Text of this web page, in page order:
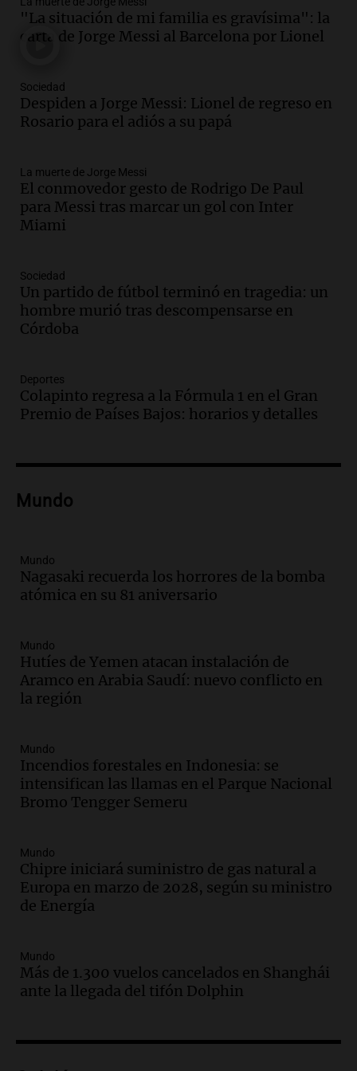
Audio.Tragedia en Mendoza: un muerto
y cinco heridos tras caer dos autos desde
un puente
Audio.Messi llegará esta noche a
Rosario para acompañar a su familia
Episodios
Audio.Ley de Propiedad Privada: el revés
en el Congreso expuso una debilidad
comunicacional del Gobierno
Episodios
Audio.Casabindo se prepara para una
celebración única: 30.000 turistas y el
tradicional Toreo de la Vincha
Audio. Borges, abogada de Pourrain:
"Tres hombres se lo llevaron para
hacerle preguntas y nunca regresó"
Episodios
metros del río Suquía y retiraron hasta
Episodios
Audio.La historia de la servilleta que
firmó Jorge Messi para el primer
Episodios
Audio.Joan Gaspart: "Sin Jorge, no sé si
Messi hubiera llegado adonde llegó"
Audio. El orgullo y el sueño argentino de
Jorge Messi en una entrevista con Rony
Vargas en 2007
Audio.El abuelo de Agostina Vega, tras
las nuevas detenciones: "En esa casa
todos tenían algo que ver"
Audio.
Una nutricionista derribó el mito
del desayuno ideal: qué alimentos
conviene priorizar
"La situación de mi familia es gravísima": la
carta de Jorge Messi al Barcelona por Lionel
Sociedad
Despiden a Jorge Messi: Lionel de regreso en
Rosario para el adiós a su papá
La muerte de Jorge Messi
El conmovedor gesto de Rodrigo De Paul
para Messi tras marcar un gol con Inter
Miami
Sociedad
Un partido de fútbol terminó en tragedia: un
hombre murió tras descompensarse en
Córdoba
Deportes
Colapinto regresa a la Fórmula 1 en el Gran
Premio de Países Bajos: horarios y detalles
Mundo
Mundo
Nagasaki recuerda los horrores de la bomba
atómica en su 81 aniversario
Mundo
Hutíes de Yemen atacan instalación de
Aramco en Arabia Saudí: nuevo conflicto en
la región
Mundo
Incendios forestales en Indonesia: se
intensifican las llamas en el Parque Nacional
Bromo Tengger Semeru
Mundo
Chipre iniciará suministro de gas natural a
Europa en marzo de 2028, según su ministro
de Energía
Mundo
Más de 1.300 vuelos cancelados en Shanghái
ante la llegada del tifón Dolphin